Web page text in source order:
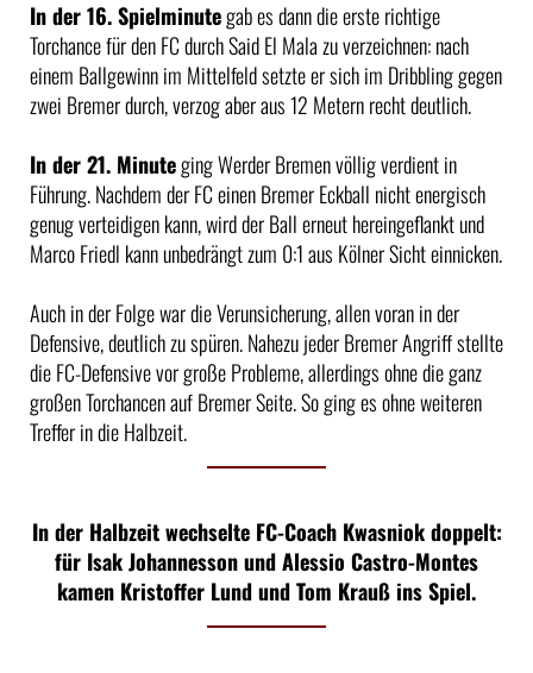
In der 16. Spielminutegab es dann die erste richtige
Torchance für den FC durch Said El Mala zu verzeichnen: nach
einem Ballgewinn im Mittelfeld setzte er sich im Dribbling gegen
zwei Bremer durch, verzog aber aus 12 Metern recht deutlich.
In der 21. Minuteging Werder Bremen völlig verdient in
Führung. Nachdem der FC einen Bremer Eckball nicht energisch
genug verteidigen kann, wird der Ball erneut hereingeflankt und
Marco Friedl kann unbedrängt zum 0:1 aus Kölner Sicht einnicken.
Auch in der Folge war die Verunsicherung, allen voran in der
Defensive, deutlich zu spüren. Nahezu jeder Bremer Angriff stellte
die FC-Defensive vor große Probleme, allerdings ohne die ganz
großen Torchancen auf Bremer Seite. So ging es ohne weiteren
Treffer in die Halbzeit.
In der Halbzeit wechselte FC-Coach Kwasniok doppelt:
für Isak Johannesson und Alessio Castro-Montes
kamen Kristoffer Lund und Tom Krauß ins Spiel.